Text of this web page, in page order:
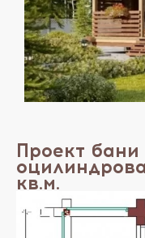
Проект бани
кв.м.